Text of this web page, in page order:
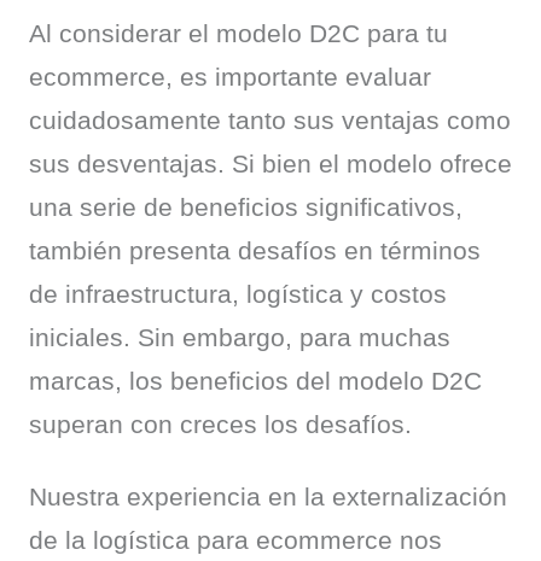
Al considerar el modelo D2C para tu
ecommerce, es importante evaluar
cuidadosamente tanto sus ventajas como
sus desventajas. Si bien el modelo ofrece
una serie de beneficios significativos,
también presenta desafíos en términos
de infraestructura, logística y costos
iniciales. Sin embargo, para muchas
marcas, los beneficios del modelo D2C
superan con creces los desafíos.
Nuestra experiencia en la externalización
de la logística para ecommerce nos